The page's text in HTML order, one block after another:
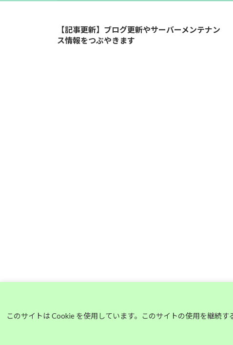
【記事更新】ブログ更新やサーバーメンテナン
ス情報をつぶやきます
このサイトは Cookie を使用しています。このサイトの使用を継続